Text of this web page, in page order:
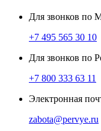
Для звонков по
+7 495 565 30 10
Для звонков по
+7 800 333 63 11
Электронная
zabota@pervye.ru